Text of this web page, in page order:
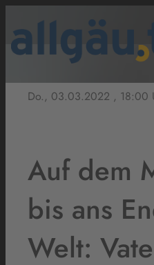
Do., 03.03.2022 , 18:00
Auf dem
bis ans
Welt: